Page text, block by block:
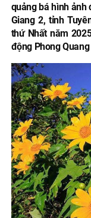
quảng bá hình ảnh
Giang 2, tỉnh
thứ Nhất năm
động Phong